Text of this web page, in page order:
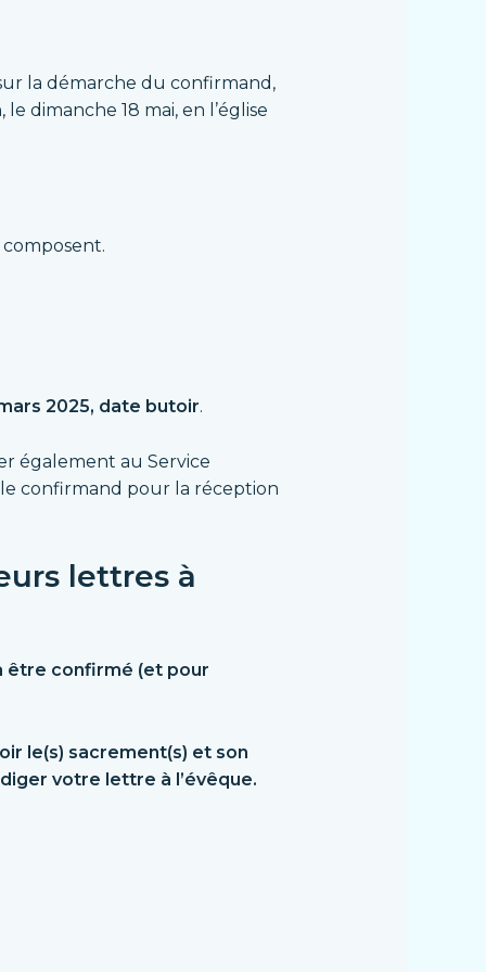
la démarche du confirmand,
dimanche 18 mai, en l’église
2025, date butoir.
également au Service
confirmand pour la réception
lettres à
être confirmé (et pour
le(s) sacrement(s) et son
votre lettre à l’évêque.